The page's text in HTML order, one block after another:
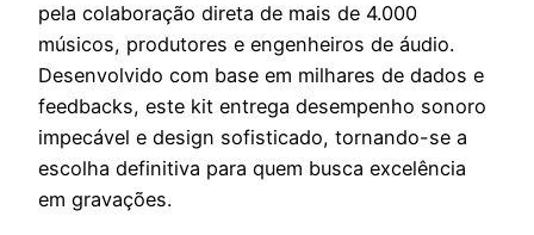
pela colaboração direta de mais de 4.000
músicos, produtores e engenheiros de áudio.
Desenvolvido com base em milhares de dados e
feedbacks, este kit entrega desempenho sonoro
impecável e design sofisticado, tornando-se a
escolha definitiva para quem busca excelência
em gravações.